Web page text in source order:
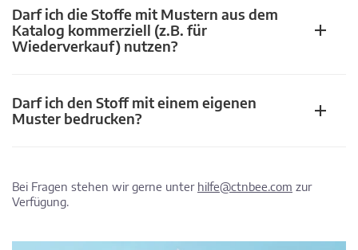
Darf ich die Stoffe mit Mustern aus dem
Katalog kommerziell (z.B. für
Wiederverkauf) nutzen?
Darf ich den Stoff mit einem eigenen
Muster bedrucken?
Bei Fragen stehen wir gerne unter hilfe@ctnbee.com zur
Verfügung.